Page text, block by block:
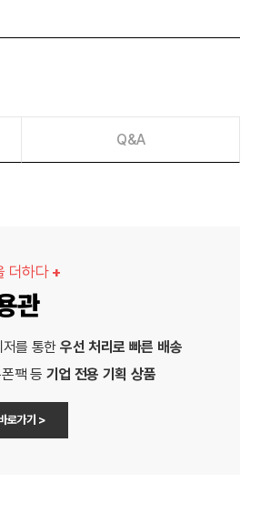
Q&A
더하다 +
관
를 통한 우선 처리로 빠른 배송
팩 등 기업 전용 기획 상품
로가기 >